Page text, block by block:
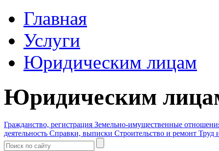
Главная
Услуги
Юридическим лицам
Юридическим
Гражданство, регистрация Земельно-имущественные
деятельность Справки, выписки Строительство и ремонт Труд